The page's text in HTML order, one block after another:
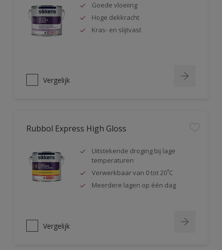
Goede vloeiing
Hoge dekkracht
Kras- en slijtvast
Vergelijk
Rubbol Express High Gloss
Uitstekende droging bij lage
temperaturen
Verwerkbaar van 0 tot 20˚C
Meerdere lagen op één dag
Vergelijk